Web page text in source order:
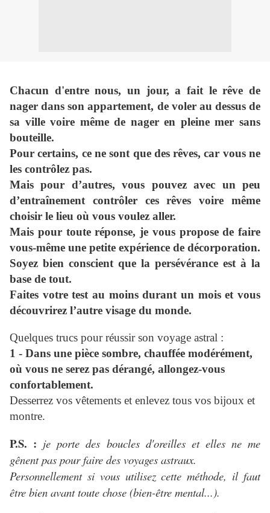
Chacun d'entre nous, un jour, a fait le rêve de
nager dans son appartement, de voler au dessus de
sa ville voire même de nager en pleine mer sans
bouteille.
Pour certains, ce ne sont que des rêves, car vous ne
les contrôlez pas.
Mais pour d’autres, vous pouvez avec un peu
d’entraînement contrôler ces rêves voire même
choisir le lieu où vous voulez aller.
Mais pour toute réponse, je vous propose de faire
vous-même une petite expérience de décorporation.
Soyez bien conscient que la persévérance est à la
base de tout.
Faites votre test au moins durant un mois et vous
découvrirez l’autre visage du monde.
Quelques trucs pour réussir son voyage astral :
1 - Dans une pièce sombre, chauffée modérément,
où vous ne serez pas dérangé, allongez-vous
confortablement.
Desserrez vos vêtements et enlevez tous vos bijoux et
montre.
P.S. : je porte des boucles d'oreilles et elles ne me
gênent pas pour faire des voyages astraux.
Personnellement si vous utilisez cette méthode, il faut
être bien avant toute chose (bien-être mental...).